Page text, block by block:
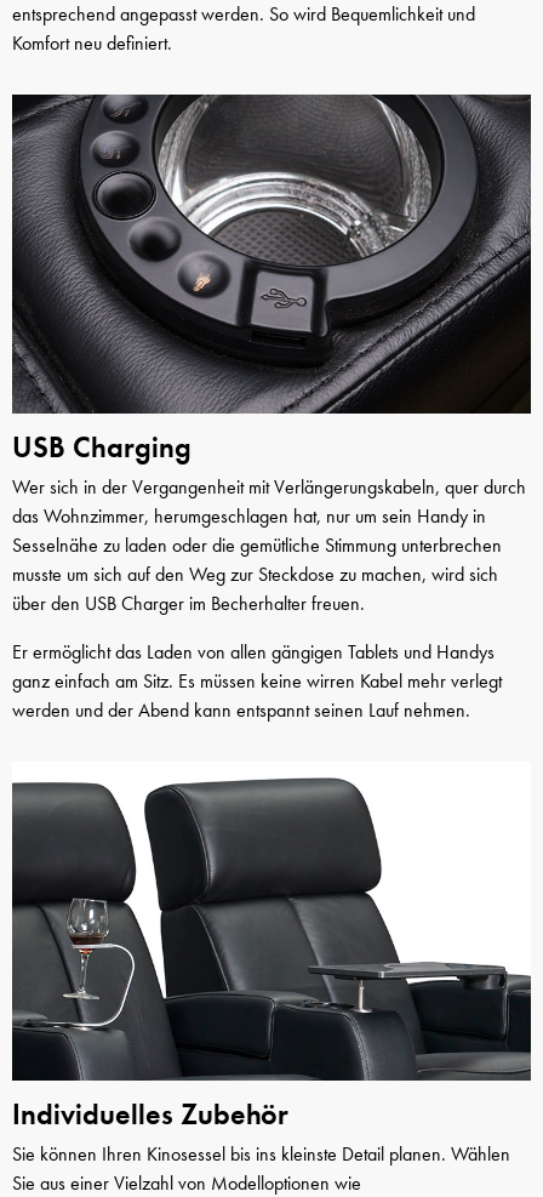
entsprechend angepasst werden. So wird Bequemlichkeit und
Komfort neu definiert.
USB Charging
Wer sich in der Vergangenheit mit Verlängerungskabeln, quer durch
das Wohnzimmer, herumgeschlagen hat, nur um sein Handy in
Sesselnähe zu laden oder die gemütliche Stimmung unterbrechen
musste um sich auf den Weg zur Steckdose zu machen, wird sich
über den USB Charger im Becherhalter freuen.
Er ermöglicht das Laden von allen gängigen Tablets und Handys
ganz einfach am Sitz. Es müssen keine wirren Kabel mehr verlegt
werden und der Abend kann entspannt seinen Lauf nehmen.
Individuelles Zubehör
Sie können Ihren Kinosessel bis ins kleinste Detail planen. Wählen
Sie aus einer Vielzahl von Modelloptionen wie